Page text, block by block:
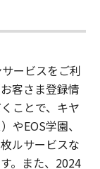
ービスをご利
客さま登録情
ことで、キヤ
やEOS学園、
ルサービスな
。また、2024